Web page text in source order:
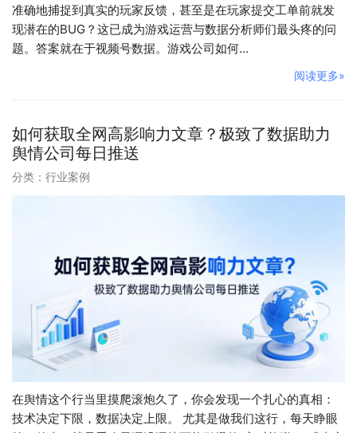
准确地捕捉到真实的玩家反馈，甚至是在玩家提交工单前就发
现潜在的BUG？这已成为游戏运营与数据分析师们最头疼的问
题。答案就在于视频号数据。游戏公司如何…
阅读更多»
如何获取全网高影响力文章？极致了数据助力
舆情公司每日推送
分类： 行业案例
在舆情这个行当里摸爬滚炮久了，你会发现一个扎心的真相：
技术决定下限，数据决定上限。 尤其是做我们这行，每天睁眼